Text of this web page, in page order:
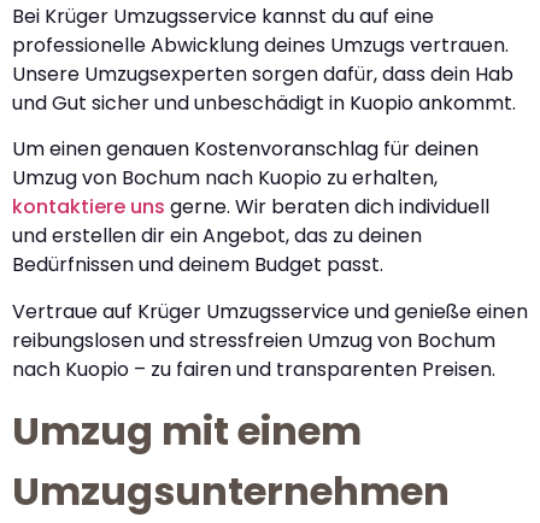
Bei Krüger Umzugsservice kannst du auf eine
professionelle Abwicklung deines Umzugs vertrauen.
Unsere Umzugsexperten sorgen dafür, dass dein Hab
und Gut sicher und unbeschädigt in Kuopio ankommt.
Um einen genauen Kostenvoranschlag für deinen
Umzug von Bochum nach Kuopio zu erhalten,
kontaktiere uns gerne. Wir beraten dich individuell
und erstellen dir ein Angebot, das zu deinen
Bedürfnissen und deinem Budget passt.
Vertraue auf Krüger Umzugsservice und genieße einen
reibungslosen und stressfreien Umzug von Bochum
nach Kuopio – zu fairen und transparenten Preisen.
Umzug mit einem
Umzugsunternehmen